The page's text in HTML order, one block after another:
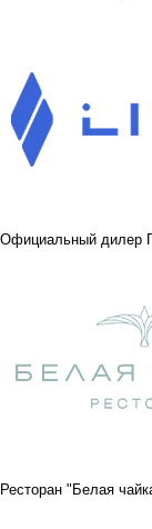
Официальный дилер
Ресторан "Белая